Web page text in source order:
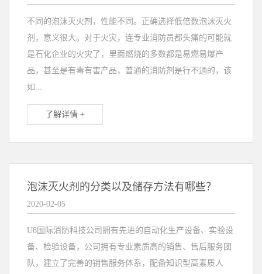
不同的泡沫灭火剂，性能不同。正确选择低倍数泡沫灭火
剂，意义很大。对于火灾，连专业消防员都头痛的可能就
是石化企业的火灾了，里面燃烧的多数都是易燃易爆产
品，甚至是有毒有害产品，普通的消防剂是行不通的，该
如...
了解详情 +
泡沫灭火剂的分类以及储存方法有哪些？
2020-02-05
U8国际消防科技公司拥有先进的自动化生产设备、实验设
备、检验设备，公司拥有专业素质高的销售、售后服务团
队，建立了完善的销售服务体系，配备知识型高素质人